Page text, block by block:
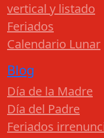
vertical y listado
Feriados
Calendario Lunar
Blog
Día de la Madre
Día del Padre
Feriados